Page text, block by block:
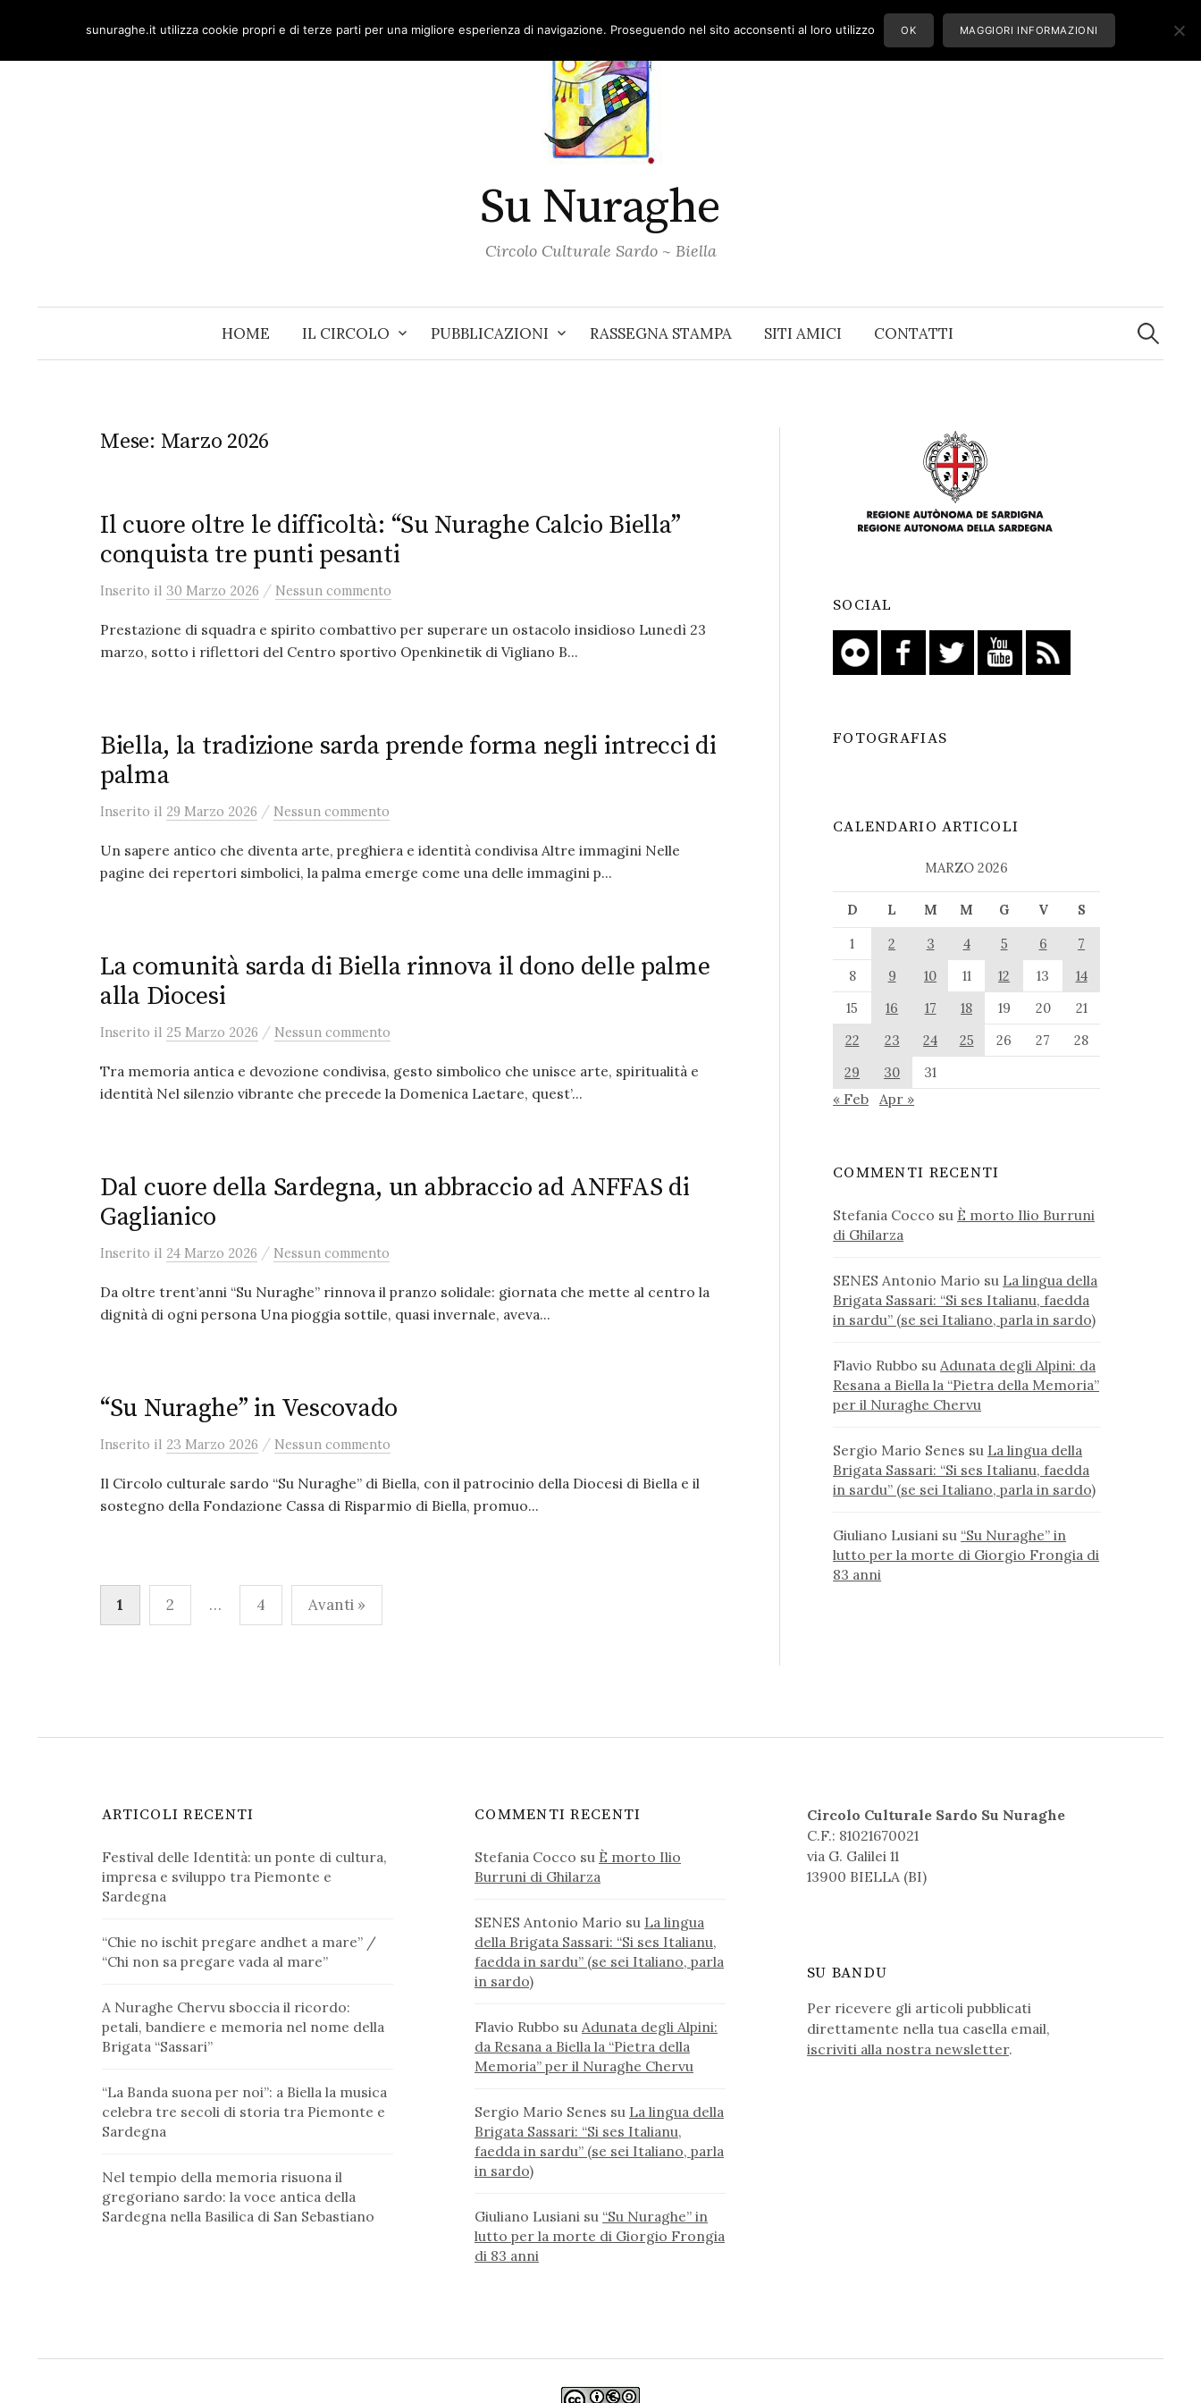
content
Su Nuraghe
Circolo Culturale Sardo ~ Biella
HOME IL CIRCOLO PUBBLICAZIONI RASSEGNA STAMPA SITI AMICI CONTATTI
Ricerca
per:
Mese: Marzo 2026
Il cuore oltre le difficoltà: “Su Nuraghe Calcio Biella”
conquista tre punti pesanti
Inserito il 30 Marzo 2026 / Nessun commento
Prestazione di squadra e spirito combattivo per superare un ostacolo insidioso Lunedì 23
marzo, sotto i riflettori del Centro sportivo Openkinetik di Vigliano B...
Biella, la tradizione sarda prende forma negli intrecci di
palma
Inserito il 29 Marzo 2026 / Nessun commento
Un sapere antico che diventa arte, preghiera e identità condivisa Altre immagini Nelle
pagine dei repertori simbolici, la palma emerge come una delle immagini p...
La comunità sarda di Biella rinnova il dono delle palme
alla Diocesi
Inserito il 25 Marzo 2026 / Nessun commento
Tra memoria antica e devozione condivisa, gesto simbolico che unisce arte, spiritualità e
identità Nel silenzio vibrante che precede la Domenica Laetare, quest’...
Dal cuore della Sardegna, un abbraccio ad ANFFAS di
Gaglianico
Inserito il 24 Marzo 2026 / Nessun commento
Da oltre trent’anni “Su Nuraghe” rinnova il pranzo solidale: giornata che mette al centro la
dignità di ogni persona Una pioggia sottile, quasi invernale, aveva...
“Su Nuraghe” in Vescovado
Inserito il 23 Marzo 2026 / Nessun commento
Il Circolo culturale sardo “Su Nuraghe” di Biella, con il patrocinio della Diocesi di Biella e il
sostegno della Fondazione Cassa di Risparmio di Biella, promuo...
Paginazione
1 2 … 4 Avanti »
SOCIAL
FOTOGRAFIAS
CALENDARIO ARTICOLI
MARZO 2026
D L M M G V
S
1
2 3 4 5 6
7
8
9 10 11 12 13
14
15
16 17 18 19 20
21
22
23 24 25 26 27
28
29
30 31
« Feb Apr »
COMMENTI RECENTI
Stefania Cocco su È morto Ilio Burruni
di Ghilarza
SENES Antonio Mario su La lingua della
Brigata Sassari: “Si ses Italianu, faedda
in sardu” (se sei Italiano, parla in sardo)
Flavio Rubbo su Adunata degli Alpini: da
Resana a Biella la “Pietra della Memoria”
per il Nuraghe Chervu
Sergio Mario Senes su La lingua della
Brigata Sassari: “Si ses Italianu, faedda
in sardu” (se sei Italiano, parla in sardo)
Giuliano Lusiani su “Su Nuraghe” in
lutto per la morte di Giorgio Frongia di
83 anni
ARTICOLI RECENTI
Festival delle Identità: un ponte di cultura,
impresa e sviluppo tra Piemonte e
Sardegna
“Chie no ischit pregare andhet a mare” /
“Chi non sa pregare vada al mare”
A Nuraghe Chervu sboccia il ricordo:
petali, bandiere e memoria nel nome della
Brigata “Sassari”
“La Banda suona per noi”: a Biella la musica
celebra tre secoli di storia tra Piemonte e
Sardegna
Nel tempio della memoria risuona il
gregoriano sardo: la voce antica della
Sardegna nella Basilica di San Sebastiano
COMMENTI RECENTI
Stefania Cocco su È morto Ilio
Burruni di Ghilarza
SENES Antonio Mario su La lingua
della Brigata Sassari: “Si ses Italianu,
faedda in sardu” (se sei Italiano, parla
in sardo)
Flavio Rubbo su Adunata degli Alpini:
da Resana a Biella la “Pietra della
Memoria” per il Nuraghe Chervu
Sergio Mario Senes su La lingua della
Brigata Sassari: “Si ses Italianu,
faedda in sardu” (se sei Italiano, parla
in sardo)
Giuliano Lusiani su “Su Nuraghe” in
lutto per la morte di Giorgio Frongia
di 83 anni
Circolo Culturale Sardo Su Nuraghe
C.F.: 81021670021
via G. Galilei 11
13900 BIELLA (BI)
SU BANDU
Per ricevere gli articoli pubblicati
direttamente nella tua casella email,
iscriviti alla nostra newsletter.
sunuraghe.it utilizza cookie propri e di terze parti per una migliore esperienza di navigazione. Proseguendo nel sito acconsenti al loro utilizzo OK MAGGIORI INFORMAZIONI